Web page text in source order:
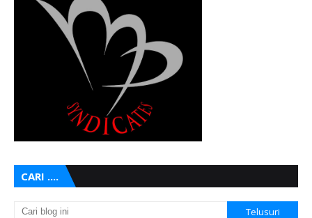
CARI ....